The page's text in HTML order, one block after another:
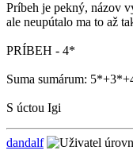
Príbeh je pekný, názov
ale neupútalo ma to až
PRÍBEH - 4*
Suma sumárum:
S úctou Igi
dandalf